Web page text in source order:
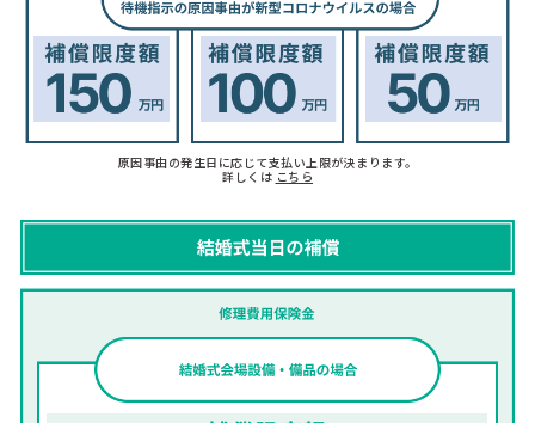
原因事由の発生日に応じて支払い上限が決まります。
詳しくは こちら